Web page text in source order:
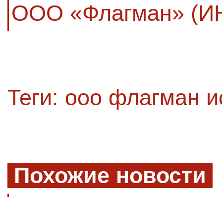
ООО «Флагман»
Теги: ооо флагман
Похожие новости